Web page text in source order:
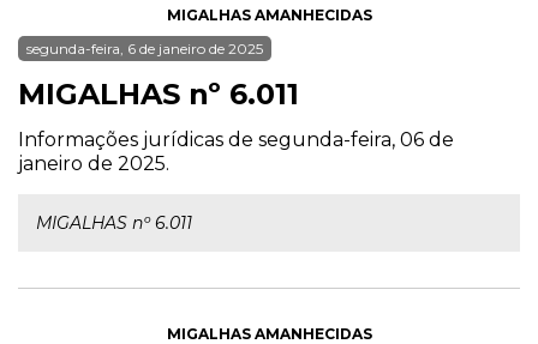
MIGALHAS AMANHECIDAS
segunda-feira, 6 de janeiro de 2025
MIGALHAS nº 6.011
Informações jurídicas de segunda-feira, 06 de
janeiro de 2025.
MIGALHAS nº 6.011
MIGALHAS AMANHECIDAS